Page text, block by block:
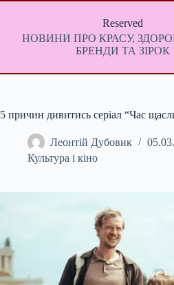
Перейти
Reserved
НОВИНИ ПРО КРАСУ,
БРЕНДИ ТА ЗІРОК
5 причин дивитись серіал “Час
Леонтій Дубовик
Культура і кіно